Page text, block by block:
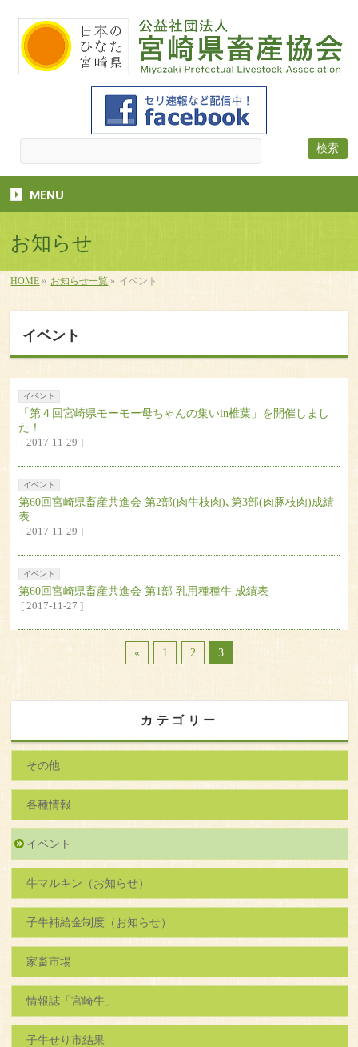
MENU
お知らせ
HOME » お知らせ一覧 » イベント
イベント
イベント
「第４回宮崎県モーモー母ちゃんの集いin椎葉」を開催しまし
た！
[ 2017-11-29 ]
イベント
第60回宮崎県畜産共進会 第2部(肉牛枝肉)､第3部(肉豚枝肉)成績
表
[ 2017-11-29 ]
イベント
第60回宮崎県畜産共進会 第1部 乳用種種牛 成績表
[ 2017-11-27 ]
« 1 2 3
カテゴリー
その他
各種情報
イベント
牛マルキン（お知らせ）
子牛補給金制度（お知らせ）
家畜市場
情報誌「宮崎牛」
子牛せり市結果